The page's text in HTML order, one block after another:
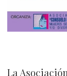
La